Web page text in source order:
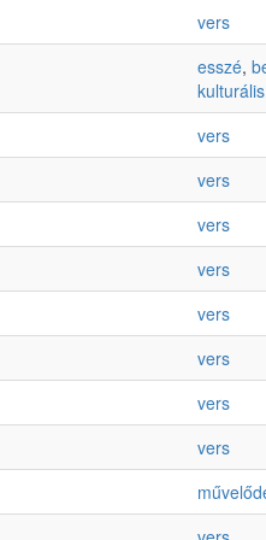
vers
esszé,
vers
vers
vers
vers
vers
vers
vers
vers